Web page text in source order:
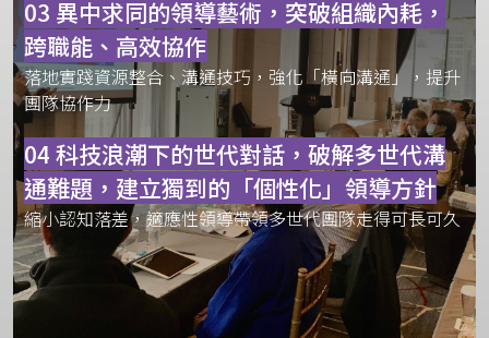
01 三大管理挑戰一次解決
AI管理、跨職能溝通、多世代領導，解決企業主最痛的管
理難題
02 給管理者的高度實戰課程！在 AI時代成
為新時代領導者
領導者角色進化， AI 改變的管理現場、決策方式